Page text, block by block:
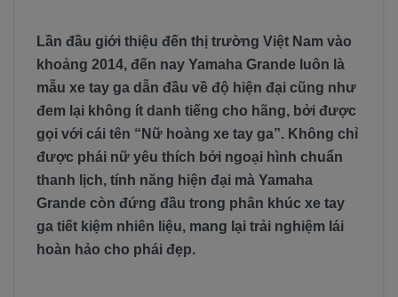
Lần đầu giới thiệu đến thị trường Việt Nam vào
khoảng 2014, đến nay Yamaha Grande luôn là
mẫu xe tay ga dẫn đầu về độ hiện đại cũng như
đem lại không ít danh tiếng cho hãng, bởi được
gọi với cái tên “Nữ hoàng xe tay ga”. Không chỉ
được phái nữ yêu thích bởi ngoại hình chuẩn
thanh lịch, tính năng hiện đại mà Yamaha
Grande còn đứng đầu trong phân khúc xe tay
ga tiết kiệm nhiên liệu, mang lại trải nghiệm lái
hoàn hảo cho phái đẹp.